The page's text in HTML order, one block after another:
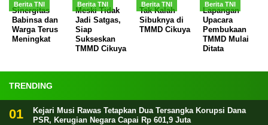
Berita TNI
Sinergitas
Babinsa dan
Warga Terus
Meningkat
Berita TNI
Meski Tidak
Jadi Satgas,
Siap
Sukseskan
TMMD Cikuya
Berita TNI
Tak Kalah
Sibuknya di
TMMD Cikuya
Berita TNI
Lapangan
Upacara
Pembukaan
TMMD Mulai
Ditata
TRENDING
Kejari Musi Rawas Tetapkan Dua Tersangka Korupsi Dana
PSR, Kerugian Negara Capai Rp 601,9 Juta